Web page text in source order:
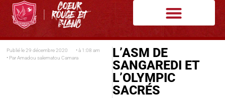
Publié le 29 décembre 2020 • à 1:08 am
• ParAmadou salematou Camara
L’ASM DE
SANGAREDI ET
L’OLYMPIC
SACRÉS